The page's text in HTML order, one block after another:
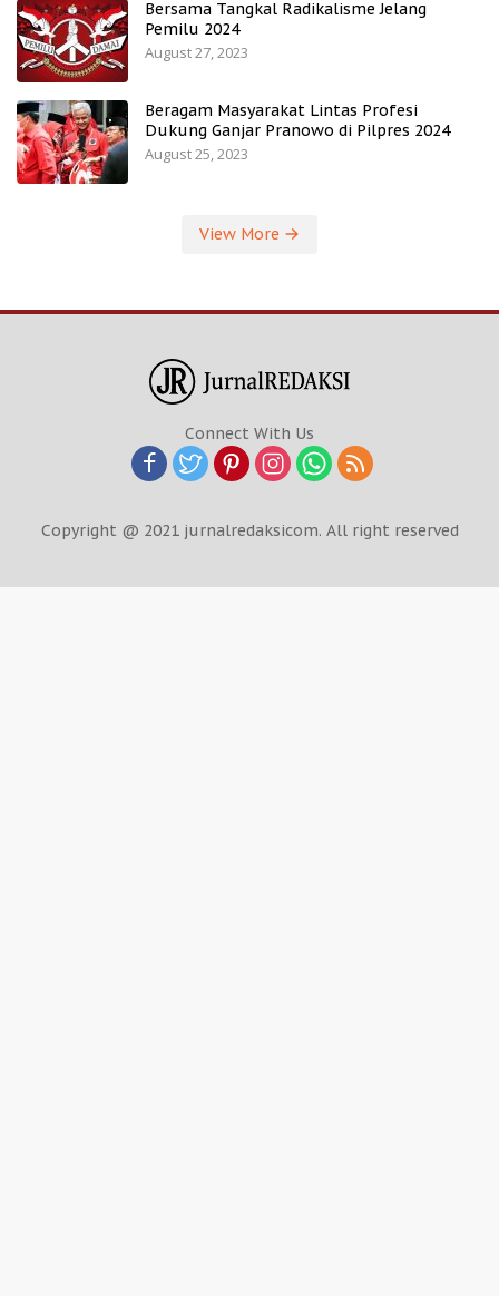
Bersama Tangkal Radikalisme Jelang
Pemilu 2024
August 27, 2023
Beragam Masyarakat Lintas Profesi
Dukung Ganjar Pranowo di Pilpres 2024
August 25, 2023
View More
Connect With Us
Copyright @ 2021 jurnalredaksicom. All right reserved